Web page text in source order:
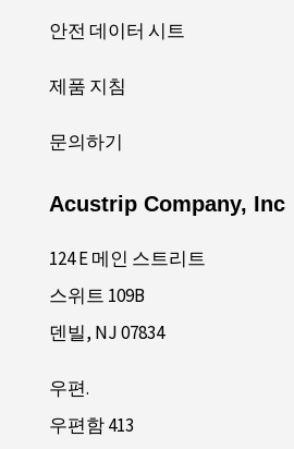
안전 데이터 시트
제품 지침
문의하기
Acustrip Company, Inc
124 E 메인 스트리트
스위트 109B
덴빌, NJ 07834
우편.
우편함 413